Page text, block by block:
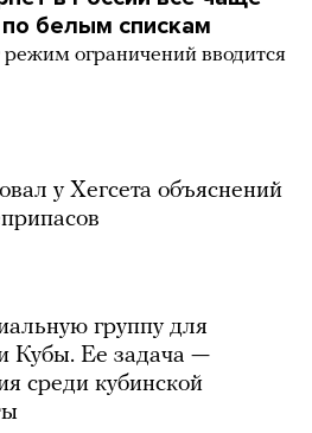
белым спискам
режим ограничений вводится
у Хегсета объяснений
группу для
Кубы. Ее задача —
среди кубинской